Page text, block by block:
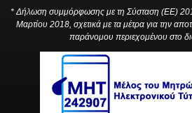
* Δήλωση συμμόρφωσης με τη Σύσταση (ΕΕ)
Μαρτίου 2018, σχετικά με τα μέτρα για την
παράνομου περιεχομένου στο